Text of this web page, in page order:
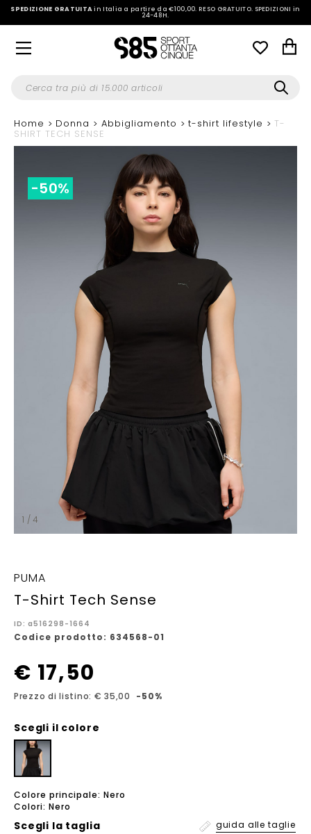
SPEDIZIONE GRATUITAin Italia a partire da €100,00.RESO GRATUITO. SPEDIZIONI in
24-48H.
Home Donna Abbigliamento t-shirt lifestyle T-
SHIRT TECH SENSE
1 / 4
-50%
PUMA
T-Shirt Tech Sense
ID: a516298-1664
Codice prodotto: 634568-01
€ 17,50
Prezzo di listino: € 35,00 -50%
Scegli il colore
Colore principale: Nero
Colori: Nero
Scegli la taglia guida alle taglie